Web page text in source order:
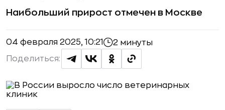
Наибольший прирост отмечен в Москве
04 февраля 2025, 10:21 2 минуты
Поделиться: